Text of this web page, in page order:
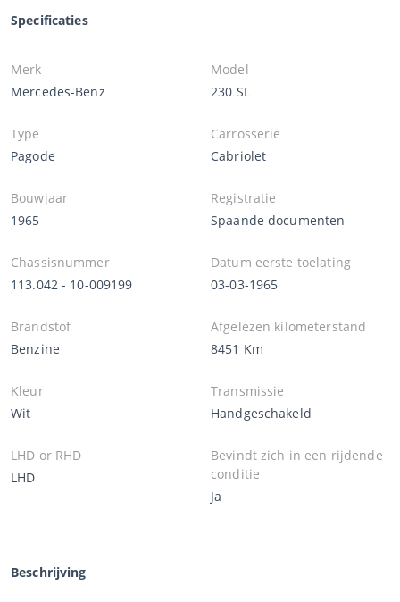
Specificaties
Merk
Mercedes-Benz
Model
230 SL
Type
Pagode
Carrosserie
Cabriolet
Bouwjaar
1965
Registratie
Spaande documenten
Chassisnummer
113.042 - 10-009199
Datum eerste toelating
03-03-1965
Brandstof
Benzine
Afgelezen kilometerstand
8451 Km
Kleur
Wit
Transmissie
Handgeschakeld
LHD or RHD
LHD
Bevindt zich in een rijdende
conditie
Ja
Beschrijving